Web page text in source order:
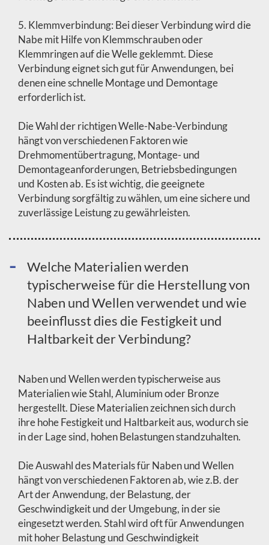
5. Klemmverbindung: Bei dieser Verbindung wird die
Nabe mit Hilfe von Klemmschrauben oder
Klemmringen auf die Welle geklemmt. Diese
Verbindung eignet sich gut für Anwendungen, bei
denen eine schnelle Montage und Demontage
erforderlich ist.
Die Wahl der richtigen Welle-Nabe-Verbindung
hängt von verschiedenen Faktoren wie
Drehmomentübertragung, Montage- und
Demontageanforderungen, Betriebsbedingungen
und Kosten ab. Es ist wichtig, die geeignete
Verbindung sorgfältig zu wählen, um eine sichere und
zuverlässige Leistung zu gewährleisten.
Welche Materialien werden
typischerweise für die Herstellung von
Naben und Wellen verwendet und wie
beeinflusst dies die Festigkeit und
Haltbarkeit der Verbindung?
Naben und Wellen werden typischerweise aus
Materialien wie Stahl, Aluminium oder Bronze
hergestellt. Diese Materialien zeichnen sich durch
ihre hohe Festigkeit und Haltbarkeit aus, wodurch sie
in der Lage sind, hohen Belastungen standzuhalten.
Die Auswahl des Materials für Naben und Wellen
hängt von verschiedenen Faktoren ab, wie z.B. der
Art der Anwendung, der Belastung, der
Geschwindigkeit und der Umgebung, in der sie
eingesetzt werden. Stahl wird oft für Anwendungen
mit hoher Belastung und Geschwindigkeit